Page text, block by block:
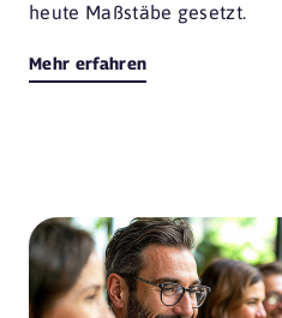
heute Maßstäbe gesetzt.
Mehr erfahren